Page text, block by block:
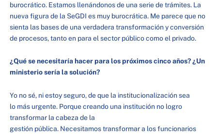
burocrático. Estamos llenándonos de una serie de trámites. La
nueva figura de la SeGDI es muy burocrática. Me parece que no
sienta las bases de una verdadera transformación y conversión
de procesos, tanto en para el sector público como el privado.
¿Qué se necesitaría hacer para los próximos cinco años? ¿Un
ministerio sería la solución?
Yo no sé, ni estoy seguro, de que la institucionalización sea
lo más urgente. Porque creando una institución no logro
transformar la cabeza de la
gestión pública. Necesitamos transformar a los funcionarios